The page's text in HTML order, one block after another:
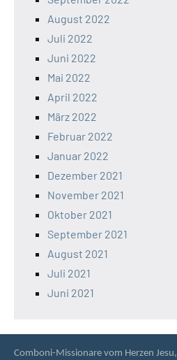
August 2022
Juli 2022
Juni 2022
Mai 2022
April 2022
März 2022
Februar 2022
Januar 2022
Dezember 2021
November 2021
Oktober 2021
September 2021
August 2021
Juli 2021
Juni 2021
Comboni-Missionare vom Herzen Jesu,